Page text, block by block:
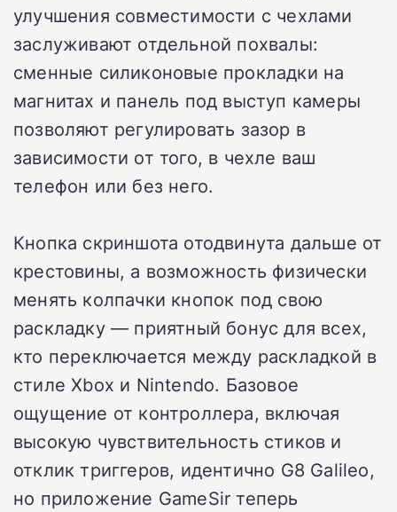
улучшения совместимости с чехлами
заслуживают отдельной похвалы:
сменные силиконовые прокладки на
магнитах и панель под выступ камеры
позволяют регулировать зазор в
зависимости от того, в чехле ваш
телефон или без него.
Кнопка скриншота отодвинута дальше от
крестовины, а возможность физически
менять колпачки кнопок под свою
раскладку — приятный бонус для всех,
кто переключается между раскладкой в
стиле Xbox и Nintendo. Базовое
ощущение от контроллера, включая
высокую чувствительность стиков и
отклик триггеров, идентично G8 Galileo,
но приложение GameSir теперь